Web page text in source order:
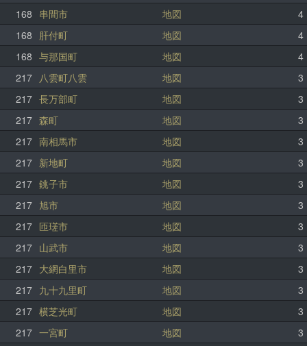
168 串間市 地図
4
168 肝付町 地図
4
168 与那国町 地図
4
217 八雲町八雲 地図
3
217 長万部町 地図
3
217 森町 地図
3
217 南相馬市 地図
3
217 新地町 地図
3
217 銚子市 地図
3
217 旭市 地図
3
217 匝瑳市 地図
3
217 山武市 地図
3
217 大網白里市 地図
3
217 九十九里町 地図
3
217 横芝光町 地図
3
217 一宮町 地図
3